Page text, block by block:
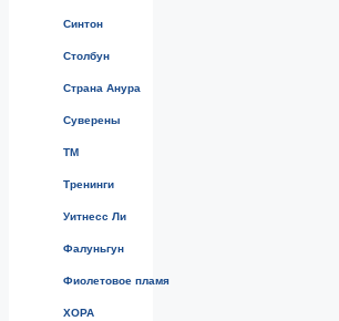
Синтон
Столбун
Страна Анура
Суверены
ТМ
Тренинги
Уитнесс Ли
Фалуньгун
Фиолетовое пламя
ХОРА